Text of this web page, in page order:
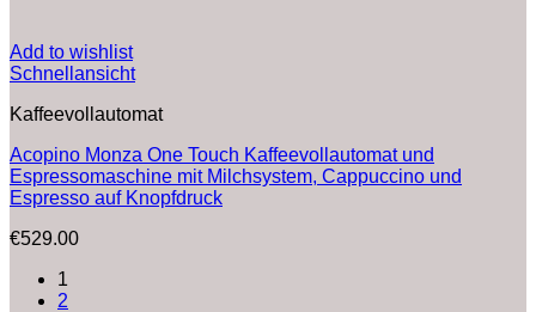
Add to wishlist
Schnellansicht
Kaffeevollautomat
Acopino Monza One Touch Kaffeevollautomat und
Espressomaschine mit Milchsystem, Cappuccino und
Espresso auf Knopfdruck
€529.00
1
2